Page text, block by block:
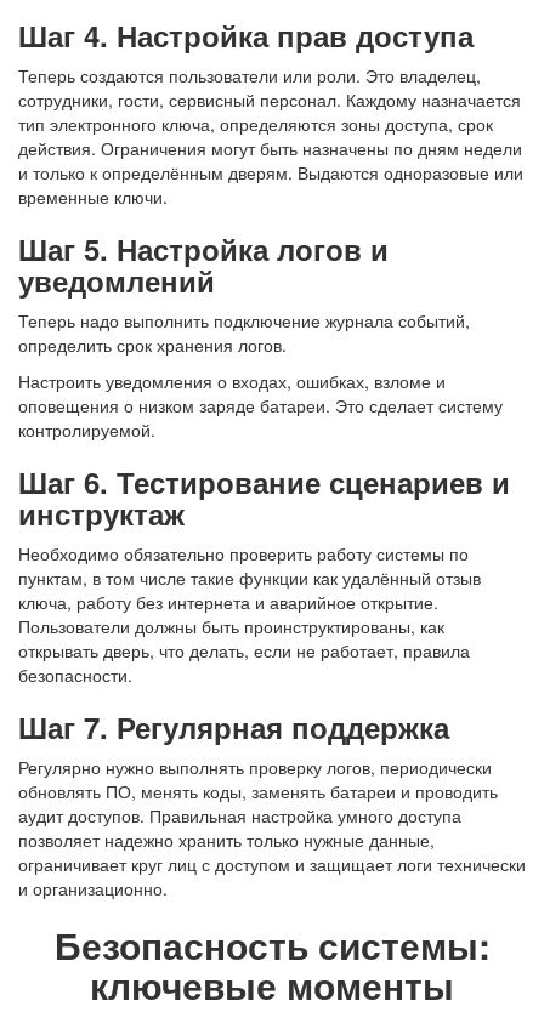
Шаг 4. Настройка прав доступа
Теперь создаются пользователи или роли. Это владелец,
сотрудники, гости, сервисный персонал. Каждому назначается
тип электронного ключа, определяются зоны доступа, срок
действия. Ограничения могут быть назначены по дням недели
и только к определённым дверям. Выдаются одноразовые или
временные ключи.
Шаг 5. Настройка логов и
уведомлений
Теперь надо выполнить подключение журнала событий,
определить срок хранения логов.
Настроить уведомления о входах, ошибках, взломе и
оповещения о низком заряде батареи. Это сделает систему
контролируемой.
Шаг 6. Тестирование сценариев и
инструктаж
Необходимо обязательно проверить работу системы по
пунктам, в том числе такие функции как удалённый отзыв
ключа, работу без интернета и аварийное открытие.
Пользователи должны быть проинструктированы, как
открывать дверь, что делать, если не работает, правила
безопасности.
Шаг 7. Регулярная поддержка
Регулярно нужно выполнять проверку логов, периодически
обновлять ПО, менять коды, заменять батареи и проводить
аудит доступов. Правильная настройка умного доступа
позволяет надежно хранить только нужные данные,
ограничивает круг лиц с доступом и защищает логи технически
и организационно.
Безопасность системы:
ключевые моменты